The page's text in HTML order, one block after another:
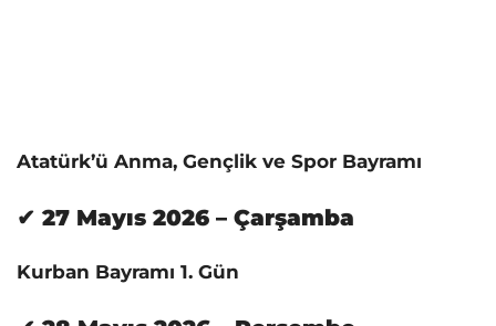
Atatürk’ü Anma, Gençlik ve Spor Bayramı
✔ 27 Mayıs 2026 – Çarşamba
Kurban Bayramı 1. Gün